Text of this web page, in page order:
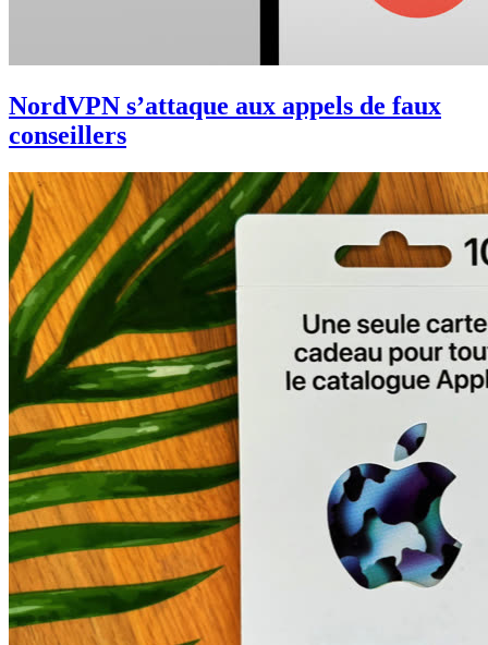
NordVPN s’attaque aux appels de faux
conseillers